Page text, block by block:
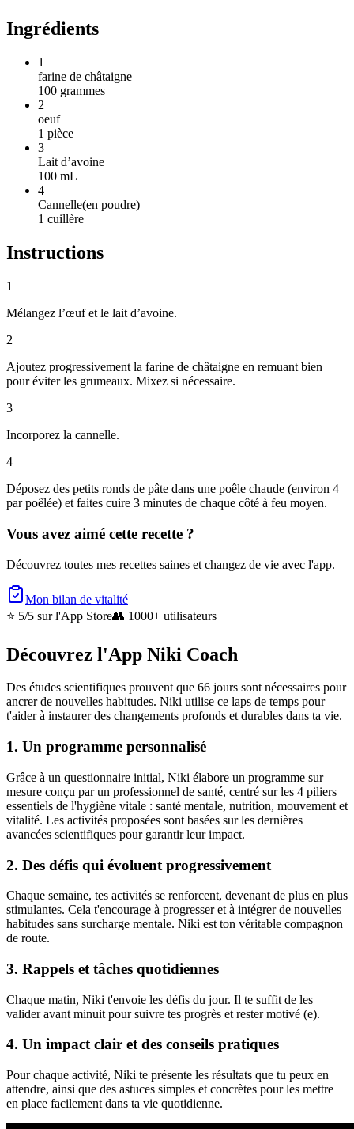
Ingrédients
1
farine de châtaigne
100 grammes
2
oeuf
1 pièce
3
Lait d’avoine
100 mL
4
Cannelle(en poudre)
1 cuillère
Instructions
1
Mélangez l’œuf et le lait d’avoine.
2
Ajoutez progressivement la farine de châtaigne en remuant bien
pour éviter les grumeaux. Mixez si nécessaire.
3
Incorporez la cannelle.
4
Déposez des petits ronds de pâte dans une poêle chaude (environ 4
par poêlée) et faites cuire 3 minutes de chaque côté à feu moyen.
Vous avez aimé cette recette ?
Découvrez toutes mes recettes saines et changez de vie avec l'app.
Mon bilan de vitalité
⭐ 5/5 sur l'App Store👥 1000+ utilisateurs
Découvrez l'App Niki Coach
Des études scientifiques prouvent que 66 jours sont nécessaires pour
ancrer de nouvelles habitudes. Niki utilise ce laps de temps pour
t'aider à instaurer des changements profonds et durables dans ta vie.
1. Un programme personnalisé
Grâce à un questionnaire initial, Niki élabore un programme sur
mesure conçu par un professionnel de santé, centré sur les 4 piliers
essentiels de l'hygiène vitale : santé mentale, nutrition, mouvement et
vitalité. Les activités proposées sont basées sur les dernières
avancées scientifiques pour garantir leur impact.
2. Des défis qui évoluent progressivement
Chaque semaine, tes activités se renforcent, devenant de plus en plus
stimulantes. Cela t'encourage à progresser et à intégrer de nouvelles
habitudes sans surcharge mentale. Niki est ton véritable compagnon
de route.
3. Rappels et tâches quotidiennes
Chaque matin, Niki t'envoie les défis du jour. Il te suffit de les
valider avant minuit pour suivre tes progrès et rester motivé (e).
4. Un impact clair et des conseils pratiques
Pour chaque activité, Niki te présente les résultats que tu peux en
attendre, ainsi que des astuces simples et concrètes pour les mettre
en place facilement dans ta vie quotidienne.